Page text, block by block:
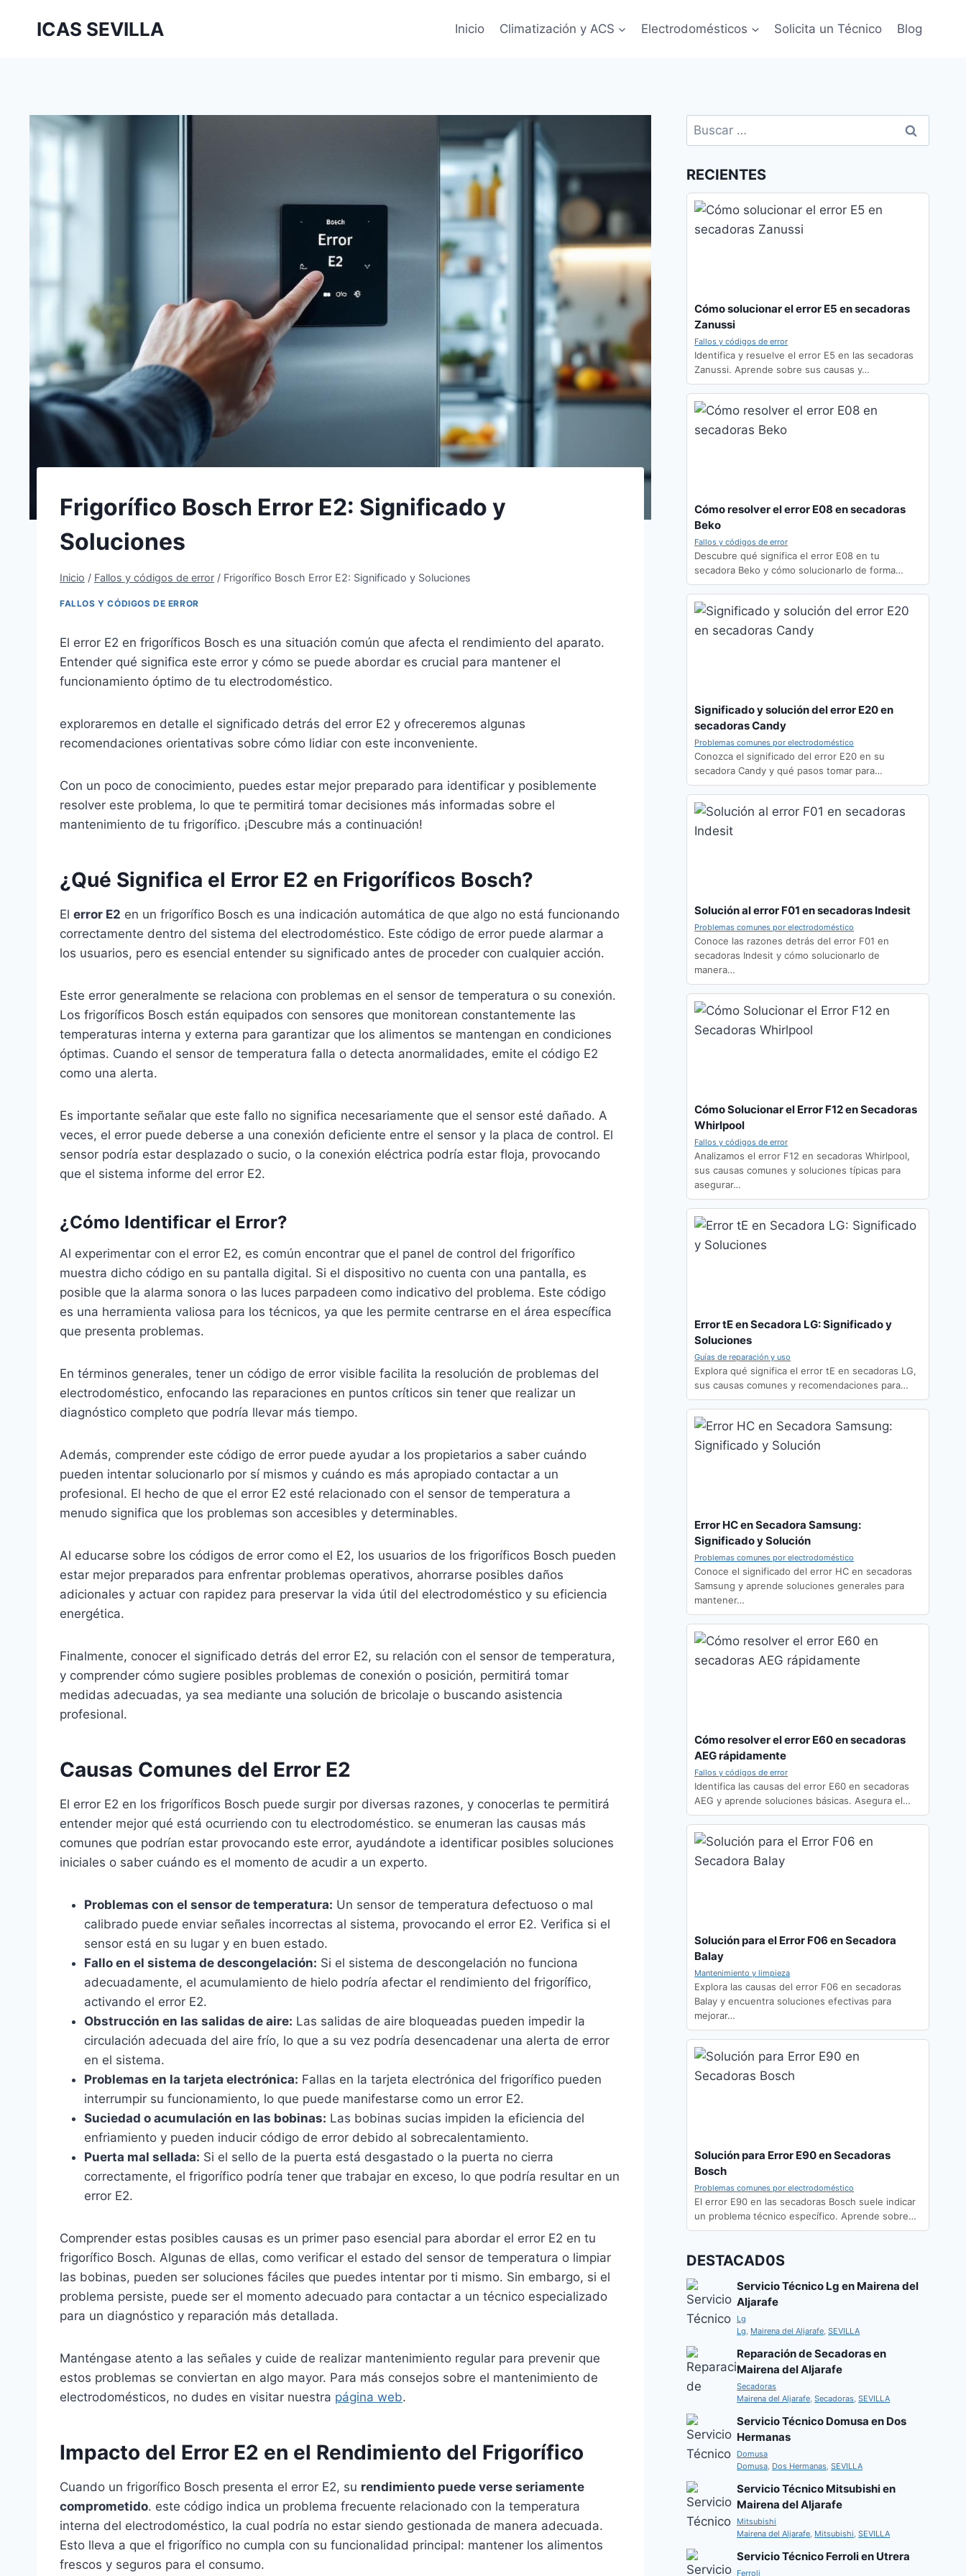
ICAS SEVILLA Inicio Climatización y ACS Electrodomésticos Solicita un Técnico Blog
Frigorífico Bosch Error E2: Significado y
Soluciones
Inicio / Fallos y códigos de error / Frigorífico Bosch Error E2: Significado y Soluciones
FALLOS Y CÓDIGOS DE ERROR
El error E2 en frigoríficos Bosch es una situación común que afecta el rendimiento del aparato.
Entender qué significa este error y cómo se puede abordar es crucial para mantener el
funcionamiento óptimo de tu electrodoméstico.
exploraremos en detalle el significado detrás del error E2 y ofreceremos algunas
recomendaciones orientativas sobre cómo lidiar con este inconveniente.
Con un poco de conocimiento, puedes estar mejor preparado para identificar y posiblemente
resolver este problema, lo que te permitirá tomar decisiones más informadas sobre el
mantenimiento de tu frigorífico. ¡Descubre más a continuación!
¿Qué Significa el Error E2 en Frigoríficos Bosch?
El error E2 en un frigorífico Bosch es una indicación automática de que algo no está funcionando
correctamente dentro del sistema del electrodoméstico. Este código de error puede alarmar a
los usuarios, pero es esencial entender su significado antes de proceder con cualquier acción.
Este error generalmente se relaciona con problemas en el sensor de temperatura o su conexión.
Los frigoríficos Bosch están equipados con sensores que monitorean constantemente las
temperaturas interna y externa para garantizar que los alimentos se mantengan en condiciones
óptimas. Cuando el sensor de temperatura falla o detecta anormalidades, emite el código E2
como una alerta.
Es importante señalar que este fallo no significa necesariamente que el sensor esté dañado. A
veces, el error puede deberse a una conexión deficiente entre el sensor y la placa de control. El
sensor podría estar desplazado o sucio, o la conexión eléctrica podría estar floja, provocando
que el sistema informe del error E2.
¿Cómo Identificar el Error?
Al experimentar con el error E2, es común encontrar que el panel de control del frigorífico
muestra dicho código en su pantalla digital. Si el dispositivo no cuenta con una pantalla, es
posible que la alarma sonora o las luces parpadeen como indicativo del problema. Este código
es una herramienta valiosa para los técnicos, ya que les permite centrarse en el área específica
que presenta problemas.
En términos generales, tener un código de error visible facilita la resolución de problemas del
electrodoméstico, enfocando las reparaciones en puntos críticos sin tener que realizar un
diagnóstico completo que podría llevar más tiempo.
Además, comprender este código de error puede ayudar a los propietarios a saber cuándo
pueden intentar solucionarlo por sí mismos y cuándo es más apropiado contactar a un
profesional. El hecho de que el error E2 esté relacionado con el sensor de temperatura a
menudo significa que los problemas son accesibles y determinables.
Al educarse sobre los códigos de error como el E2, los usuarios de los frigoríficos Bosch pueden
estar mejor preparados para enfrentar problemas operativos, ahorrarse posibles daños
adicionales y actuar con rapidez para preservar la vida útil del electrodoméstico y su eficiencia
energética.
Finalmente, conocer el significado detrás del error E2, su relación con el sensor de temperatura,
y comprender cómo sugiere posibles problemas de conexión o posición, permitirá tomar
medidas adecuadas, ya sea mediante una solución de bricolaje o buscando asistencia
profesional.
Causas Comunes del Error E2
El error E2 en los frigoríficos Bosch puede surgir por diversas razones, y conocerlas te permitirá
entender mejor qué está ocurriendo con tu electrodoméstico. se enumeran las causas más
comunes que podrían estar provocando este error, ayudándote a identificar posibles soluciones
iniciales o saber cuándo es el momento de acudir a un experto.
Problemas con el sensor de temperatura: Un sensor de temperatura defectuoso o mal
calibrado puede enviar señales incorrectas al sistema, provocando el error E2. Verifica si el
sensor está en su lugar y en buen estado.
Fallo en el sistema de descongelación: Si el sistema de descongelación no funciona
adecuadamente, el acumulamiento de hielo podría afectar el rendimiento del frigorífico,
activando el error E2.
Obstrucción en las salidas de aire: Las salidas de aire bloqueadas pueden impedir la
circulación adecuada del aire frío, lo que a su vez podría desencadenar una alerta de error
en el sistema.
Problemas en la tarjeta electrónica: Fallas en la tarjeta electrónica del frigorífico pueden
interrumpir su funcionamiento, lo que puede manifestarse como un error E2.
Suciedad o acumulación en las bobinas: Las bobinas sucias impiden la eficiencia del
enfriamiento y pueden inducir código de error debido al sobrecalentamiento.
Puerta mal sellada: Si el sello de la puerta está desgastado o la puerta no cierra
correctamente, el frigorífico podría tener que trabajar en exceso, lo que podría resultar en un
error E2.
Comprender estas posibles causas es un primer paso esencial para abordar el error E2 en tu
frigorífico Bosch. Algunas de ellas, como verificar el estado del sensor de temperatura o limpiar
las bobinas, pueden ser soluciones fáciles que puedes intentar por ti mismo. Sin embargo, si el
problema persiste, puede ser el momento adecuado para contactar a un técnico especializado
para un diagnóstico y reparación más detallada.
Manténgase atento a las señales y cuide de realizar mantenimiento regular para prevenir que
estos problemas se conviertan en algo mayor. Para más consejos sobre el mantenimiento de
electrodomésticos, no dudes en visitar nuestra página web.
Impacto del Error E2 en el Rendimiento del Frigorífico
Cuando un frigorífico Bosch presenta el error E2, su rendimiento puede verse seriamente
comprometido. este código indica un problema frecuente relacionado con la temperatura
interna del electrodoméstico, la cual podría no estar siendo gestionada de manera adecuada.
Esto lleva a que el frigorífico no cumpla con su funcionalidad principal: mantener los alimentos
frescos y seguros para el consumo.
Buscar:
RECIENTES
Cómo solucionar el error E5 en secadoras
Zanussi
Fallos y códigos de error
Identifica y resuelve el error E5 en las secadoras
Zanussi. Aprende sobre sus causas y…
Cómo resolver el error E08 en secadoras
Beko
Fallos y códigos de error
Descubre qué significa el error E08 en tu
secadora Beko y cómo solucionarlo de forma…
Significado y solución del error E20 en
secadoras Candy
Problemas comunes por electrodoméstico
Conozca el significado del error E20 en su
secadora Candy y qué pasos tomar para…
Solución al error F01 en secadoras Indesit
Problemas comunes por electrodoméstico
Conoce las razones detrás del error F01 en
secadoras Indesit y cómo solucionarlo de
manera…
Cómo Solucionar el Error F12 en Secadoras
Whirlpool
Fallos y códigos de error
Analizamos el error F12 en secadoras Whirlpool,
sus causas comunes y soluciones típicas para
asegurar…
Error tE en Secadora LG: Significado y
Soluciones
Guías de reparación y uso
Explora qué significa el error tE en secadoras LG,
sus causas comunes y recomendaciones para…
Error HC en Secadora Samsung:
Significado y Solución
Problemas comunes por electrodoméstico
Conoce el significado del error HC en secadoras
Samsung y aprende soluciones generales para
mantener…
Cómo resolver el error E60 en secadoras
AEG rápidamente
Fallos y códigos de error
Identifica las causas del error E60 en secadoras
AEG y aprende soluciones básicas. Asegura el…
Solución para el Error F06 en Secadora
Balay
Mantenimiento y limpieza
Explora las causas del error F06 en secadoras
Balay y encuentra soluciones efectivas para
mejorar…
Solución para Error E90 en Secadoras
Bosch
Problemas comunes por electrodoméstico
El error E90 en las secadoras Bosch suele indicar
un problema técnico específico. Aprende sobre…
DESTACAD0S
Servicio Técnico Lg en Mairena del
Aljarafe
Lg
Lg Mairena del Aljarafe ,SEVILLA
Reparación de Secadoras en
Mairena del Aljarafe
Secadoras
Mairena del Aljarafe ,Secadoras ,SEVILLA
Servicio Técnico Domusa en Dos
Hermanas
Domusa
Domusa Dos Hermanas ,SEVILLA
Servicio Técnico Mitsubishi en
Mairena del Aljarafe
Mitsubishi
Mairena del Aljarafe Mitsubishi ,SEVILLA
Servicio Técnico Ferroli en Utrera
Ferroli